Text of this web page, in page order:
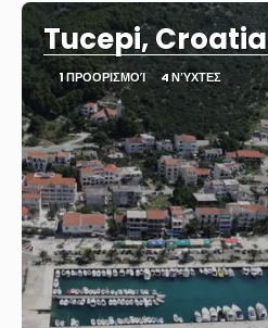
Tucepi, Croatia
1 ΠΡΟΟΡΙΣΜΟΊ 4 ΝΎΧΤΕΣ